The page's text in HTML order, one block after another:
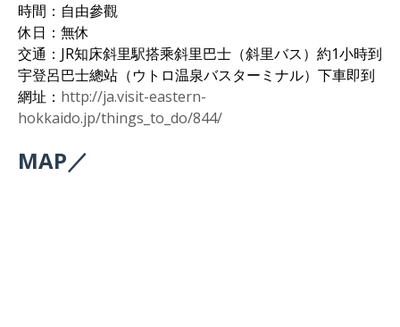
時間：自由參觀
休日：無休
交通：JR知床斜里駅搭乘斜里巴士（斜里バス）約1小時到
宇登呂巴士總站（ウトロ温泉バスターミナル）下車即到
網址： http://ja.visit-eastern-
hokkaido.jp/things_to_do/844/
MAP／